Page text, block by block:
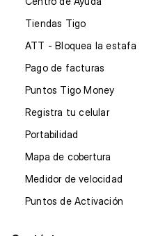
Tiendas Tigo
ATT - Bloquea la estafa
Pago de facturas
Puntos Tigo Money
Registra tu celular
Portabilidad
Mapa de cobertura
Medidor de velocidad
Puntos de Activación